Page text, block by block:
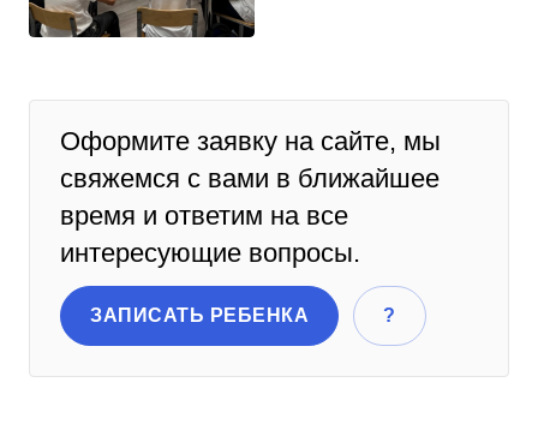
Оформите заявку на сайте, мы
свяжемся с вами в ближайшее
время и ответим на все
интересующие вопросы.
ЗАПИСАТЬ РЕБЕНКА ?